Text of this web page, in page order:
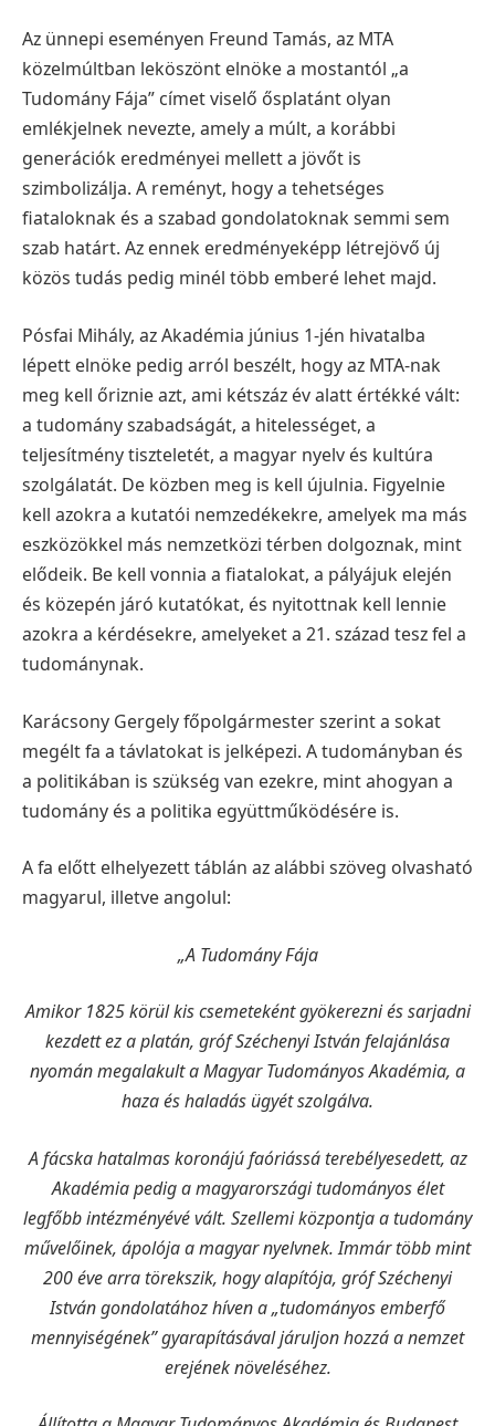
Az ünnepi eseményen Freund Tamás, az MTA
közelmúltban leköszönt elnöke a mostantól „a
Tudomány Fája” címet viselő ősplatánt olyan
emlékjelnek nevezte, amely a múlt, a korábbi
generációk eredményei mellett a jövőt is
szimbolizálja. A reményt, hogy a tehetséges
fiataloknak és a szabad gondolatoknak semmi sem
szab határt. Az ennek eredményeképp létrejövő új
közös tudás pedig minél több emberé lehet majd.
Pósfai Mihály, az Akadémia június 1-jén hivatalba
lépett elnöke pedig arról beszélt, hogy az MTA-nak
meg kell őriznie azt, ami kétszáz év alatt értékké vált:
a tudomány szabadságát, a hitelességet, a
teljesítmény tiszteletét, a magyar nyelv és kultúra
szolgálatát. De közben meg is kell újulnia. Figyelnie
kell azokra a kutatói nemzedékekre, amelyek ma más
eszközökkel más nemzetközi térben dolgoznak, mint
elődeik. Be kell vonnia a fiatalokat, a pályájuk elején
és közepén járó kutatókat, és nyitottnak kell lennie
azokra a kérdésekre, amelyeket a 21. század tesz fel a
tudománynak.
Karácsony Gergely főpolgármester szerint a sokat
megélt fa a távlatokat is jelképezi. A tudományban és
a politikában is szükség van ezekre, mint ahogyan a
tudomány és a politika együttműködésére is.
A fa előtt elhelyezett táblán az alábbi szöveg olvasható
magyarul, illetve angolul:
„A Tudomány Fája
Amikor 1825 körül kis csemeteként gyökerezni és sarjadni
kezdett ez a platán, gróf Széchenyi István felajánlása
nyomán megalakult a Magyar Tudományos Akadémia, a
haza és haladás ügyét szolgálva.
A fácska hatalmas koronájú faóriássá terebélyesedett, az
Akadémia pedig a magyarországi tudományos élet
legfőbb intézményévé vált. Szellemi központja a tudomány
művelőinek, ápolója a magyar nyelvnek. Immár több mint
200 éve arra törekszik, hogy alapítója, gróf Széchenyi
István gondolatához híven a „tudományos emberfő
mennyiségének” gyarapításával járuljon hozzá a nemzet
erejének növeléséhez.